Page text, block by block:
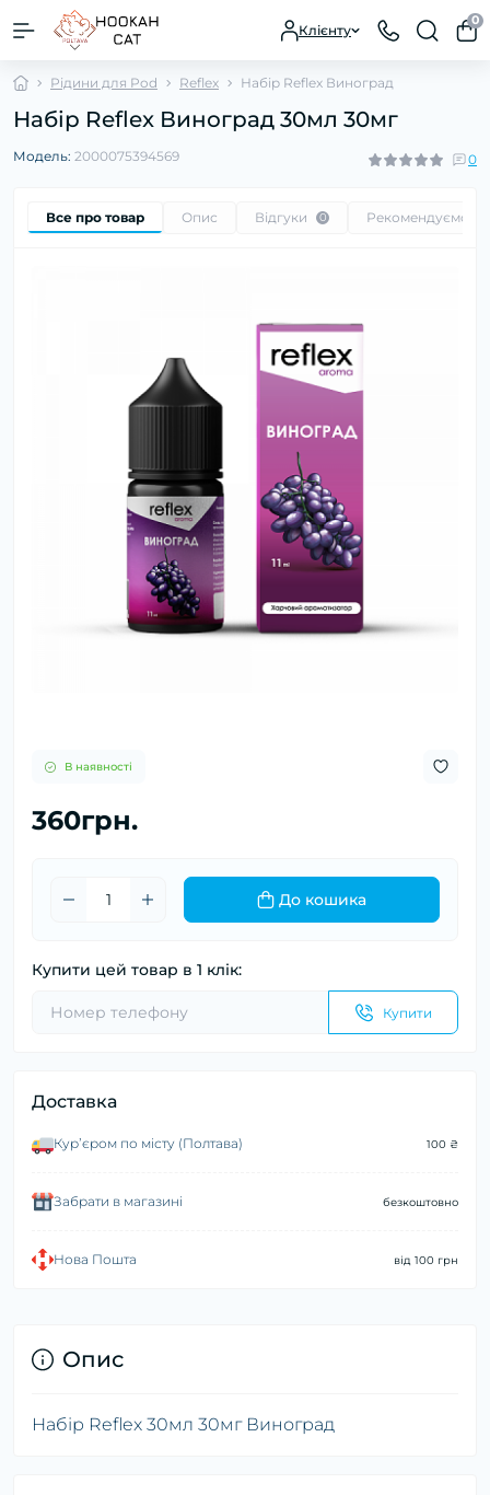
Клієнту
0
Рідини для Pod Reflex Набір Reflex Виноград
Набір Reflex Виноград 30мл 30мг
Модель: 2000075394569 0
Все про товар Опис Відгуки 0 Рекомендуємо
В наявності
360грн.
До кошика
Купити цей товар в 1 клік:
Купити
Доставка
Курʼєром по місту (Полтава) 100 ₴
Забрати в магазині безкоштовно
Нова Пошта від 100 грн
Опис
Набір Reflex 30мл 30мг Виноград